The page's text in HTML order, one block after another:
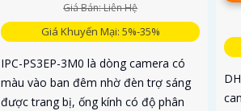
Giá Bán: Liên Hệ
Giá Khuyến Mại: 5%-35%
IPC-PS3EP-3M0 là dòng camera có
màu vào ban đêm nhờ đèn trợ sáng
được trang bị, ống kính có độ phân